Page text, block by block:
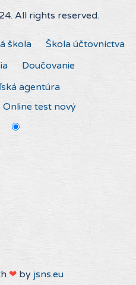
All rights reserved.
škola
Škola účtovníctva
Doučovanie
agentúra
Online test nový
❤by jsns.eu